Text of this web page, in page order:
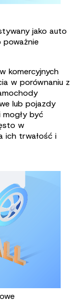
jako auto
poważnie
komercyjnych
w porównaniu z
lub pojazdy
być
w
ich trwałość i